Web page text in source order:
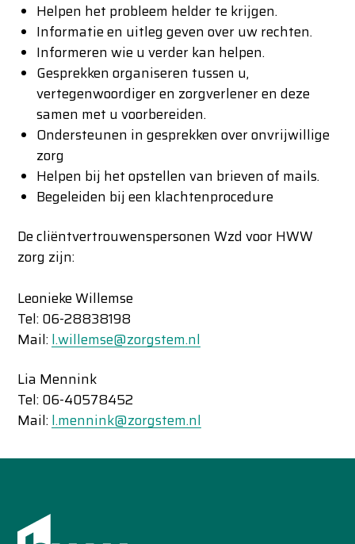
Helpen het probleem helder te krijgen.
Informatie en uitleg geven over uw rechten.
Informeren wie u verder kan helpen.
Gesprekken organiseren tussen u,
vertegenwoordiger en zorgverlener en deze
samen met u voorbereiden.
Ondersteunen in gesprekken over onvrijwillige
zorg
Helpen bij het opstellen van brieven of mails.
Begeleiden bij een klachtenprocedure
De cliëntvertrouwenspersonen Wzd voor HWW
zorg zijn:
Leonieke Willemse
Tel: 06-28838198
Mail:l.willemse@zorgstem.nl
Lia Mennink
Tel: 06-40578452
Mail:l.mennink@zorgstem.nl